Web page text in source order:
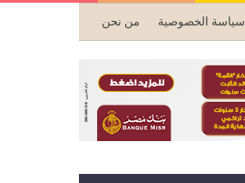
سياسة الخصوصية من نحن